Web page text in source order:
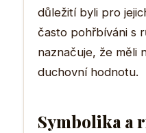
důležití byli pro
často pohřbíváni s
naznačuje, že měli
duchovní hodnotu.
Symbolika a